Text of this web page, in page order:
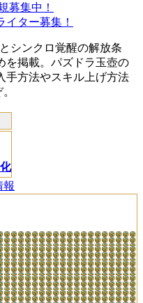
募集中！
ター募集！
シンクロ覚醒の解放条
を掲載。パズドラ玉壺の
手方法やスキル上げ方法
報